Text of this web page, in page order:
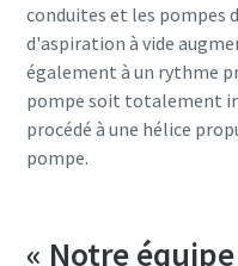
conduites et les pompes
d'aspiration à vide
également à un rythme
pompe soit totalement
procédé à une hélice
pompe.
« Notre